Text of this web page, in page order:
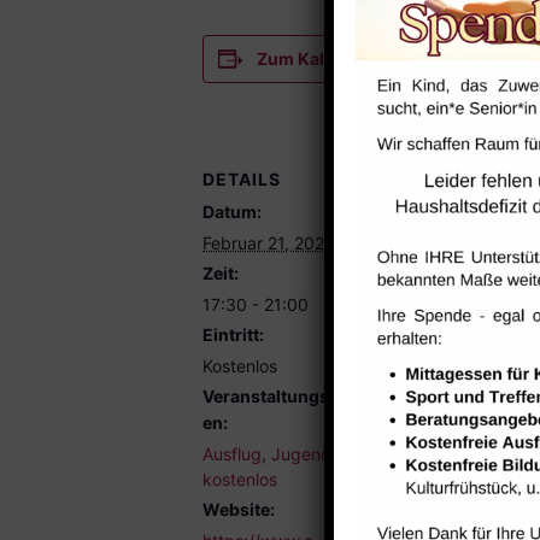
Zum Kalender hinzufügen
DETAILS
Datum:
Februar 21, 2024
Zeit:
17:30 - 21:00
Eintritt:
Kostenlos
Veranstaltungskategori
en:
Ausflug Jugendliche
kostenlos
Website:
Jugendtreff